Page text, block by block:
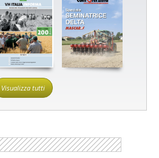
Visualizza tutti